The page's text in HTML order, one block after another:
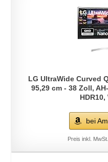
LG UltraWide Curved
95,29 cm - 38 Zoll,
bei
Preis inkl.